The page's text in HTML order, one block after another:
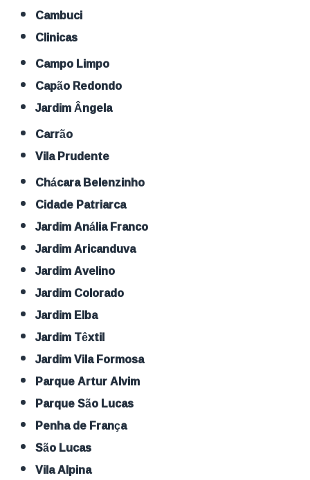
Cambuci
Clinicas
Campo Limpo
Capão Redondo
Jardim Ângela
Carrão
Vila Prudente
Chácara Belenzinho
Cidade Patriarca
Jardim Anália Franco
Jardim Aricanduva
Jardim Avelino
Jardim Colorado
Jardim Elba
Jardim Têxtil
Jardim Vila Formosa
Parque Artur Alvim
Parque São Lucas
Penha de França
São Lucas
Vila Alpina